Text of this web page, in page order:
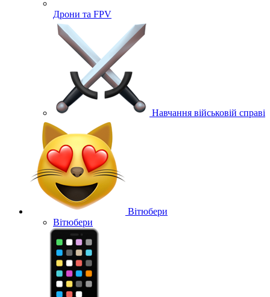
Дрони та FPV
Навчання військовій справі
Вітюбери
Вітюбери